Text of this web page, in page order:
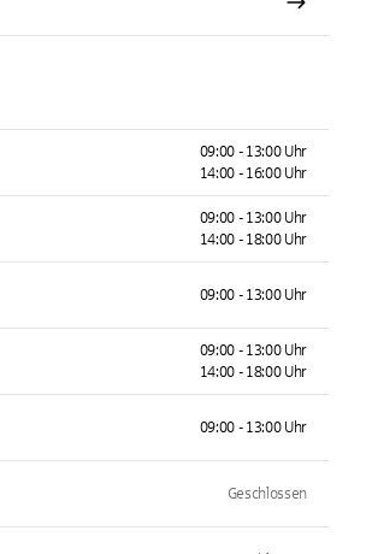
09:00 - 13:00 Uhr
14:00 - 16:00 Uhr
09:00 - 13:00 Uhr
14:00 - 18:00 Uhr
09:00 - 13:00 Uhr
09:00 - 13:00 Uhr
14:00 - 18:00 Uhr
09:00 - 13:00 Uhr
Geschlossen